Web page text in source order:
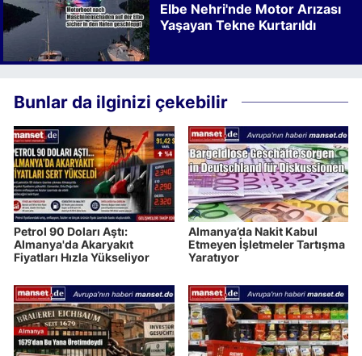
Elbe Nehri'nde Motor Arızası
Yaşayan Tekne Kurtarıldı
Bunlar da ilginizi çekebilir
Petrol 90 Doları Aştı:
Almanya'da Akaryakıt
Fiyatları Hızla Yükseliyor
Almanya’da Nakit Kabul
Etmeyen İşletmeler Tartışma
Yaratıyor